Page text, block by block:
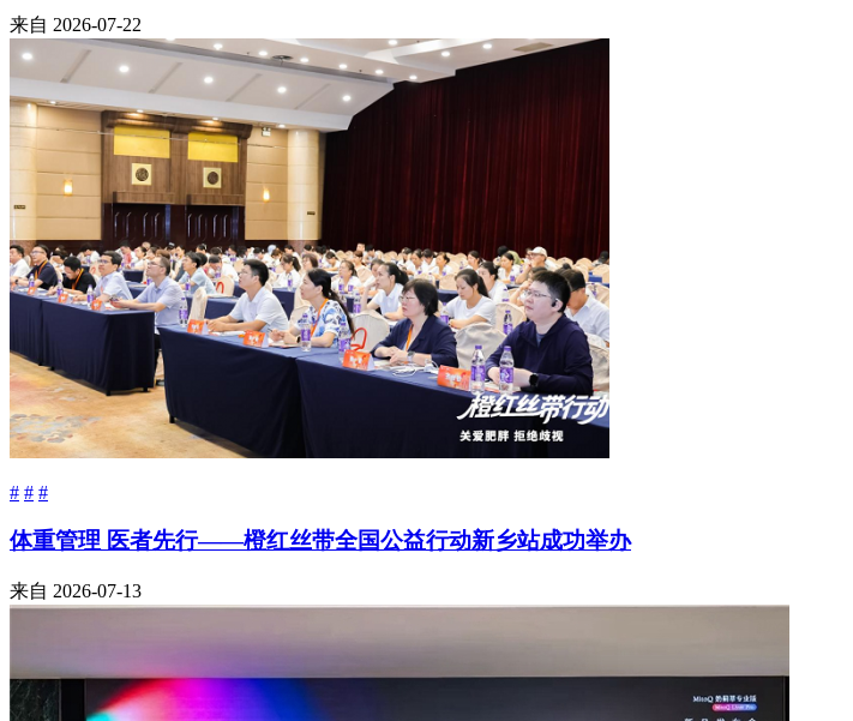
来自 2026-07-22
# # #
体重管理 医者先行——橙红丝带全国公益行动新乡站成功举办
来自 2026-07-13